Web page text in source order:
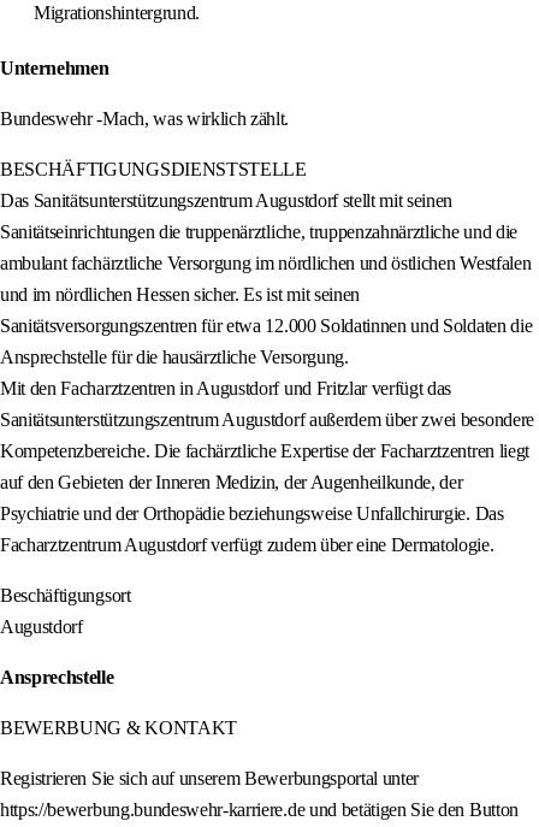
Migrationshintergrund.
Unternehmen
Bundeswehr -Mach, was wirklich zählt.
BESCHÄFTIGUNGSDIENSTSTELLE
Das Sanitätsunterstützungszentrum Augustdorf stellt mit seinen
Sanitätseinrichtungen die truppenärztliche, truppenzahnärztliche und die
ambulant fachärztliche Versorgung im nördlichen und östlichen Westfalen
und im nördlichen Hessen sicher. Es ist mit seinen
Sanitätsversorgungszentren für etwa 12.000 Soldatinnen und Soldaten die
Ansprechstelle für die hausärztliche Versorgung.
Mit den Facharztzentren in Augustdorf und Fritzlar verfügt das
Sanitätsunterstützungszentrum Augustdorf außerdem über zwei besondere
Kompetenzbereiche. Die fachärztliche Expertise der Facharztzentren liegt
auf den Gebieten der Inneren Medizin, der Augenheilkunde, der
Psychiatrie und der Orthopädie beziehungsweise Unfallchirurgie. Das
Facharztzentrum Augustdorf verfügt zudem über eine Dermatologie.
Beschäftigungsort
Augustdorf
Ansprechstelle
BEWERBUNG & KONTAKT
Registrieren Sie sich auf unserem Bewerbungsportal unter
https://bewerbung.bundeswehr-karriere.de und betätigen Sie den Button